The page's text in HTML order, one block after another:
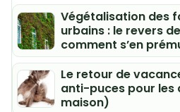
Végétalisation des
urbains : le revers
comment s’en
Le retour de
anti-puces pour les
maison)